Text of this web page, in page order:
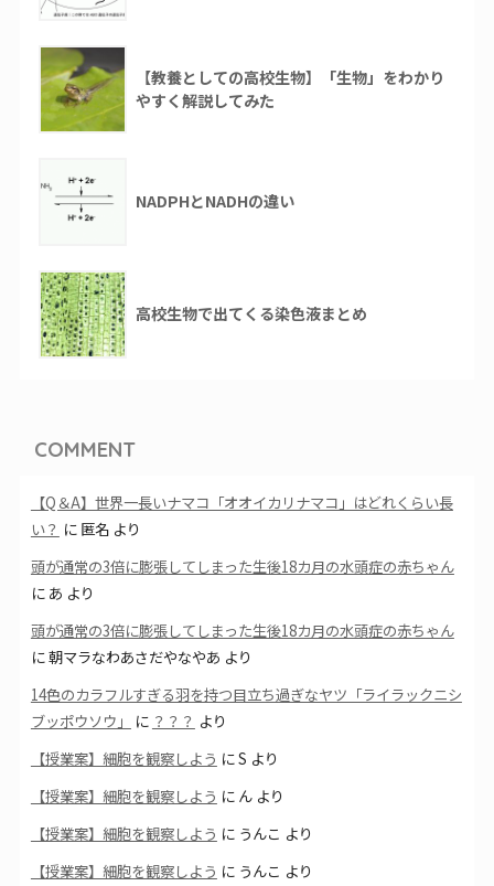
【教養としての高校生物】「生物」をわかり
やすく解説してみた
NADPHとNADHの違い
高校生物で出てくる染色液まとめ
COMMENT
【Q＆A】世界一長いナマコ「オオイカリナマコ」はどれくらい長
い？ に 匿名より
頭が通常の3倍に膨張してしまった生後18カ月の水頭症の赤ちゃん
に あ より
頭が通常の3倍に膨張してしまった生後18カ月の水頭症の赤ちゃん
に朝マラなわあさだやなやあ より
14色のカラフルすぎる羽を持つ目立ち過ぎなヤツ「ライラックニシ
ブッポウソウ」
に ？？？ より
【授業案】細胞を観察しよう にS より
【授業案】細胞を観察しよう に んより
【授業案】細胞を観察しよう に うんこ より
【授業案】細胞を観察しよう に うんこ より